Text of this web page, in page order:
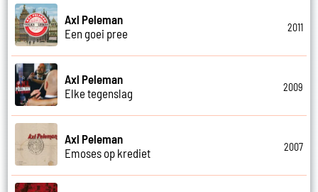
Axl Peleman
Een goei pree
2011
Axl Peleman
Elke tegenslag
2009
Axl Peleman
Emoses op krediet
2007